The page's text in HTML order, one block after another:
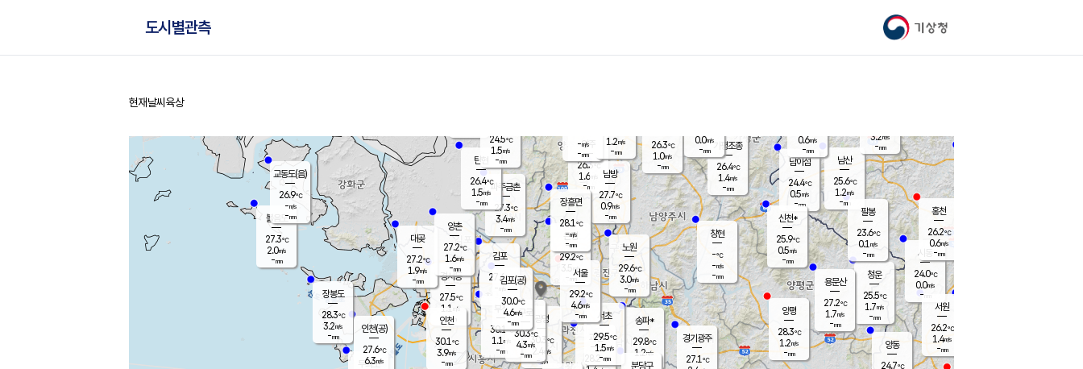
기상청
도시별관측
홈
현재날씨 육상
남이섬
24.4℃
0.5m/s
-mm
무의도
볼음도
27.3℃
2.0m/s
-mm
양주
26.3℃
1.6
-mm
과천
28.2℃
남산
25.6℃
1.2m/s
-mm
장봉도
28.3℃
3.2m/s
-mm
청운
25.5℃
1.7m/s
-mm
팔봉
23.6℃
0.1 m/s
-mm
양동
24.7℃
경기광주
27.1℃
0.6m/s
-mm
경서동
27.5℃
1.1 m/s
-mm
파주금촌
27.3℃
3.4m/s
-mm
가평조종
26.4℃
1.4m/s
-mm
26.3℃
1.0m/s
-mm
대곶
27.2℃
1.9m/s
-mm
신천*
25.9℃
0.5m/s
-mm
창현
-℃
-m/s
-mm
탄현
26.4℃
1.5m/s
-mm
0.0m/s
-mm
김포
27.6℃
-m/s
mm
광명
30.3 ℃
2.4 m/s
-mm
부천
30.1℃
1.1 m/s
-mm
양촌
27.2℃
1.6m/s
-mm
구로
30.3℃
4.3m/s
-mm
은평
29.2℃
3.5 m/s
- mm
노원
29.6℃
3.0m/s
-mm
송파*
29.8℃
1.2m/s
-mm
서초
29.5℃
1.5m/s
-mm
남방
27.7℃
0.9m/s
-mm
분당구
장흥면
28.1℃
-m/s
-mm
-m/s
-mm
시동
24.0℃
0.0m/s
- mm
서원
26.2℃
1.4m/s
-mm
용문산
27.2℃
1.7m/s
-mm
인천(공)
27.6℃
6.3m/s
김포(공)
30.0℃
4.6m/s
-mm
교동도(음)
26.9℃
-m/s
-mm
홍천
26.2℃
0.6m/s
-mm
양평
28.3℃
1.2m/s
-mm
인천
30.1℃
3.9m/s
-mm
서울
29.2℃
4.6m/s
-mm
3.2m/s
-mm
24.5℃
1.5m/s
-mm
1.2m/s
-mm